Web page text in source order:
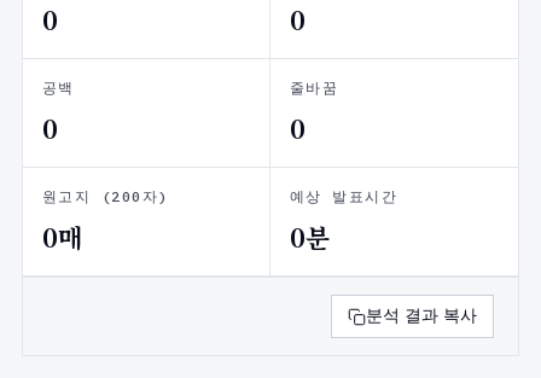
0 0
공백
0
줄바꿈
0
원고지 (200자)
0매
예상 발표시간
0분
분석 결과 복사